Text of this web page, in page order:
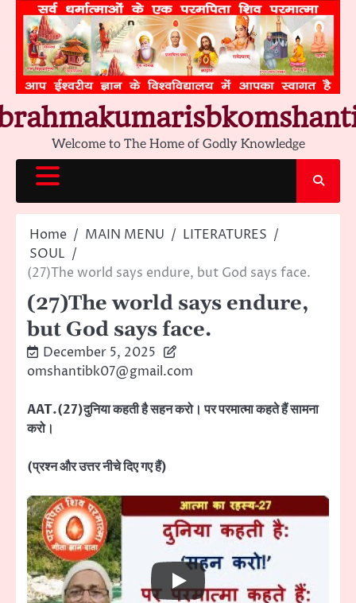
content
Welcome to The Home of Godly Knowledge
Home MAIN MENU
LITERATURES
SOUL
(27)The world says endure, but God says face.
(27)The world says endure,
but God says face.
December 5, 2025
omshantibk07@gmail.com
AAT.(27)दुनिया कहती है सहन करो। पर परमात्मा कहते हैं सामना
करो।
(प्रश्न और उत्तर नीचे दिए गए हैं)